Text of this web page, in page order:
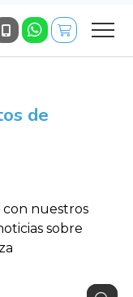
de
con nuestros
sobre